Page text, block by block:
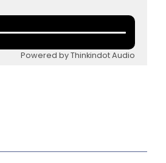
Powered by Thinkindot Audio